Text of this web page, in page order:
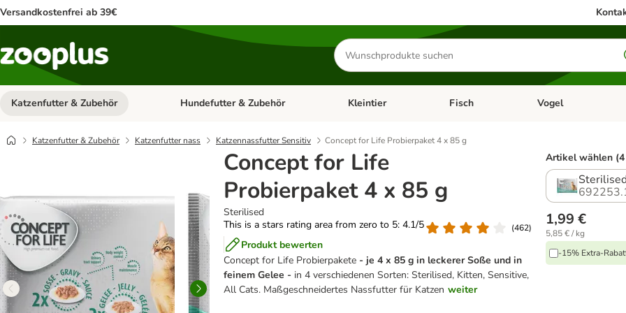
Versandkostenfrei ab 39€
Produkte
suchen
Katzenfutter & Zubehör Kategorie-Menü öffnen: Katzenfutter & Zubehör
Hundefutter & Zubehör Kategorie-Menü öffnen: Hundefutter & Zubehör
Kleintier Kategorie-Menü öffnen: Kleintier
Fisch Kategorie-Menü
Vogel
Katzenfutter & Zubehör Katzenfutter nass Katzennassfutter Sensitiv Concept for Life Probierpaket 4 x 85 g
Concept for Life
Probierpaket 4 x 85 g
Sterilised
This is a stars rating area from zero to 5: 4.1/5
(462)
Produkt bewerten
Concept for Life Probierpakete - je 4 x 85 g in leckerer Soße und in
feinem Gelee - in 4 verschiedenen Sorten: Sterilised, Kitten, Sensitive,
All Cats. Maßgeschneidertes Nassfutter für Katzen weiter
Artikel wählen
Sterilised
1,99 €
5,85 € / kg
-15% Extra-